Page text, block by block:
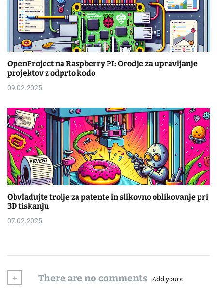
OpenProject na Raspberry PI: Orodje za upravljanje
projektov z odprto kodo
09.02.2025
Obvladujte trolje za patente in slikovno oblikovanje pri
3D tiskanju
07.02.2025
+ There are no comments Add yours